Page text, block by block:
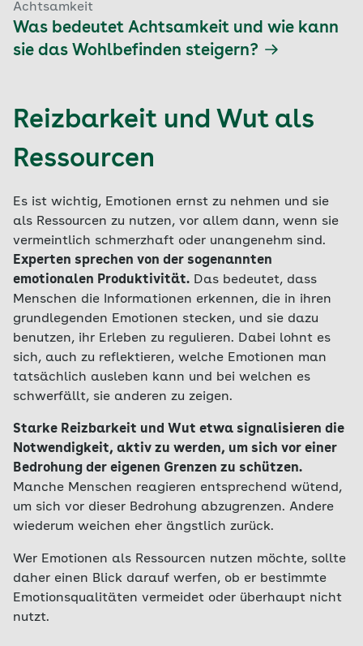
Achtsamkeit
Was bedeutet Achtsamkeit und wie kann
sie das Wohlbefinden steigern?
Reizbarkeit und Wut als
Ressourcen
Es ist wichtig, Emotionen ernst zu nehmen und sie
als Ressourcen zu nutzen, vor allem dann, wenn sie
vermeintlich schmerzhaft oder unangenehm sind.
Experten sprechen von der sogenannten
emotionalen Produktivität. Das bedeutet, dass
Menschen die Informationen erkennen, die in ihren
grundlegenden Emotionen stecken, und sie dazu
benutzen, ihr Erleben zu regulieren. Dabei lohnt es
sich, auch zu reflektieren, welche Emotionen man
tatsächlich ausleben kann und bei welchen es
schwerfällt, sie anderen zu zeigen.
Starke Reizbarkeit und Wut etwa signalisieren die
Notwendigkeit, aktiv zu werden, um sich vor einer
Bedrohung der eigenen Grenzen zu schützen.
Manche Menschen reagieren entsprechend wütend,
um sich vor dieser Bedrohung abzugrenzen. Andere
wiederum weichen eher ängstlich zurück.
Wer Emotionen als Ressourcen nutzen möchte, sollte
daher einen Blick darauf werfen, ob er bestimmte
Emotionsqualitäten vermeidet oder überhaupt nicht
nutzt.